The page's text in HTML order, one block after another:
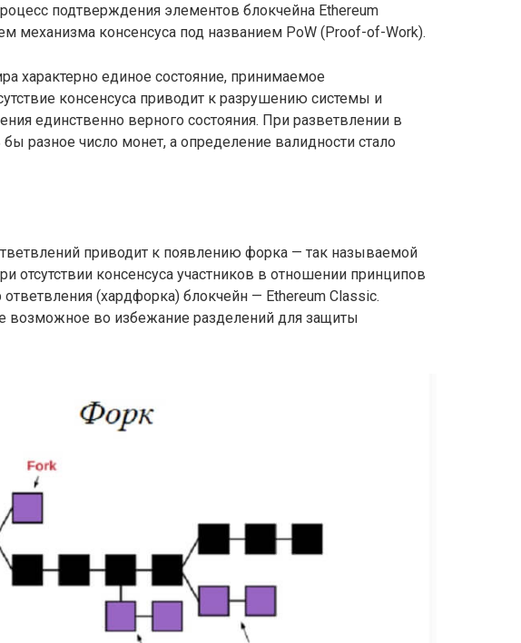
подтверждения элементов блокчейна Ethereum
механизма консенсуса под названием PoW (Proof-of-Work).
характерно единое состояние, принимаемое
консенсуса приводит к разрушению системы и
единственно верного состояния. При разветвлении в
разное число монет, а определение валидности стало
приводит к появлению форка — так называемой
отсутствии консенсуса участников в отношении принципов
(хардфорка) блокчейн — Ethereum Classic.
возможное во избежание разделений для защиты